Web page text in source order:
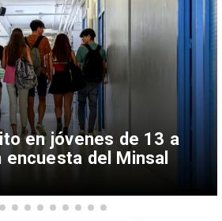
en jóvenes de 13 a
del Minsal